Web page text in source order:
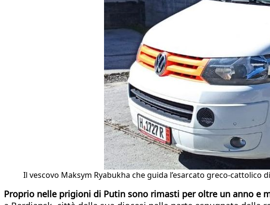
Il vescovo Maksym Ryabukha che guida l’esarcato greco-
Proprio nelle prigioni di Putin sono rimasti per oltre un anno e